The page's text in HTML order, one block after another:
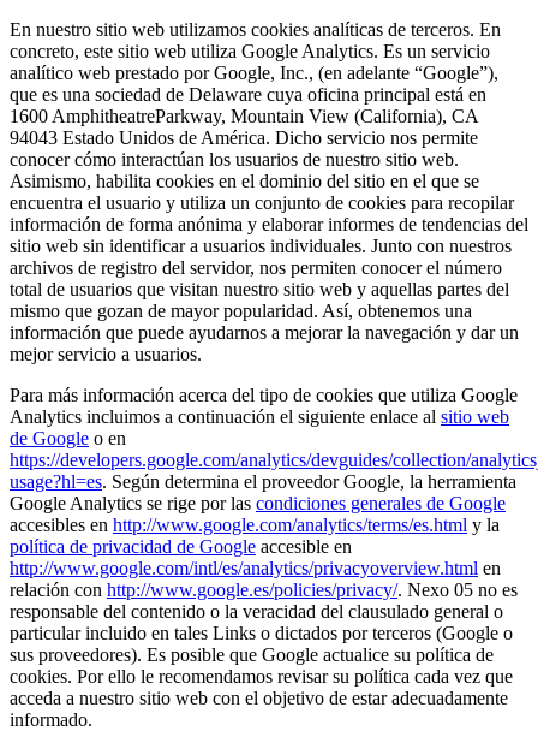
En nuestro sitio web utilizamos cookies analíticas de terceros. En
concreto, este sitio web utiliza Google Analytics. Es un servicio
analítico web prestado por Google, Inc., (en adelante “Google”),
que es una sociedad de Delaware cuya oficina principal está en
1600 AmphitheatreParkway, Mountain View (California), CA
94043 Estado Unidos de América. Dicho servicio nos permite
conocer cómo interactúan los usuarios de nuestro sitio web.
Asimismo, habilita cookies en el dominio del sitio en el que se
encuentra el usuario y utiliza un conjunto de cookies para recopilar
información de forma anónima y elaborar informes de tendencias del
sitio web sin identificar a usuarios individuales. Junto con nuestros
archivos de registro del servidor, nos permiten conocer el número
total de usuarios que visitan nuestro sitio web y aquellas partes del
mismo que gozan de mayor popularidad. Así, obtenemos una
información que puede ayudarnos a mejorar la navegación y dar un
mejor servicio a usuarios.
Para más información acerca del tipo de cookies que utiliza Google
Analytics incluimos a continuación el siguiente enlace al sitio web
de Google o en
https://developers.google.com/analytics/devguides/collection/
usage?hl=es. Según determina el proveedor Google, la herramienta
Google Analytics se rige por las condiciones generales de Google
accesibles en http://www.google.com/analytics/terms/es.html y la
política de privacidad de Google accesible en
http://www.google.com/intl/es/analytics/privacyoverview.html en
relación con http://www.google.es/policies/privacy/. Nexo 05 no es
responsable del contenido o la veracidad del clausulado general o
particular incluido en tales Links o dictados por terceros (Google o
sus proveedores). Es posible que Google actualice su política de
cookies. Por ello le recomendamos revisar su política cada vez que
acceda a nuestro sitio web con el objetivo de estar adecuadamente
informado.